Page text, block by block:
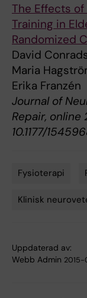
The Effects of
Training in
Randomized
David
Maria
Erika Franzén
Journal of
Repair, online
10.1177/
Fysioterapi
Klinisk
Uppdaterad av:
Webb Admin 2015-